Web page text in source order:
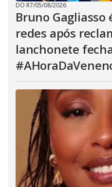
DO R7/05/08/2026
Bruno Gagliasso
redes após
lanchonete